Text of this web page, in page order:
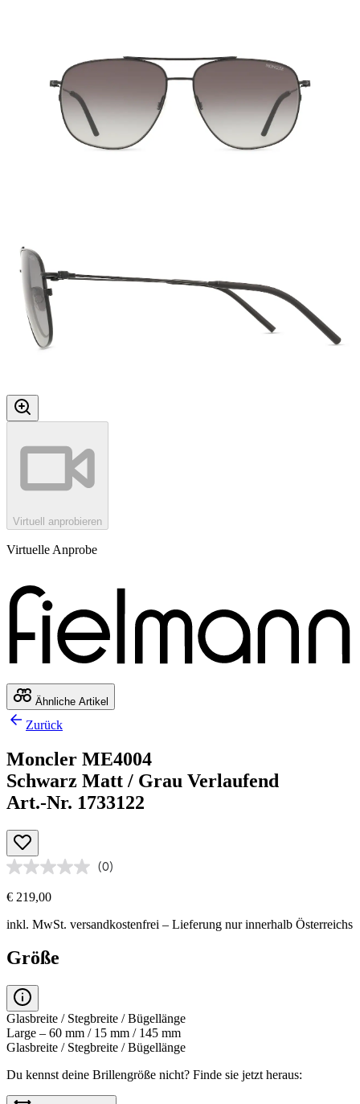
Virtuell anprobieren
Virtuelle Anprobe
Ähnliche Artikel
Zurück
Moncler ME4004
Schwarz Matt / Grau Verlaufend
Art.-Nr. 1733122
(0)
€ 219,00
inkl. MwSt. versandkostenfrei – Lieferung nur innerhalb Österreichs
Größe
Glasbreite / Stegbreite / Bügellänge
Large – 60 mm / 15 mm / 145 mm
Glasbreite / Stegbreite / Bügellänge
Du kennst deine Brillengröße nicht? Finde sie jetzt heraus: